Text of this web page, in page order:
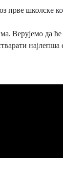
школске
Верујемо да
најлепша